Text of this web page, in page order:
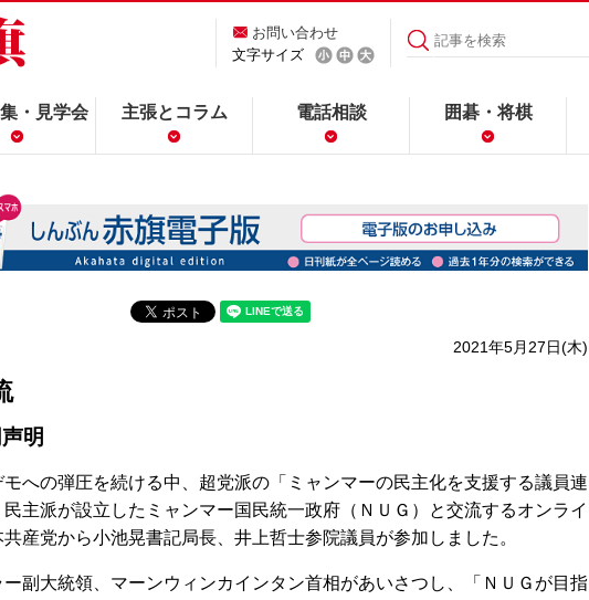
お問い合わせ
文字サイズ
・見学会 主張とコラム 電話相談 囲碁・将棋
2021年5月27日(木)
明
への弾圧を続ける中、超党派の「ミャンマーの民主化を支援する議員連
主派が設立したミャンマー国民統一政府（ＮＵＧ）と交流するオンライ
産党から小池晃書記局長、井上哲士参院議員が参加しました。
副大統領、マーンウィンカインタン首相があいさつし、「ＮＵＧが目指